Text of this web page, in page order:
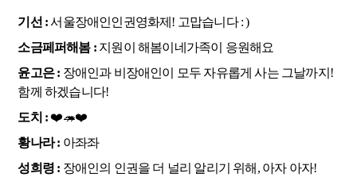
기선 :서울장애인인권영화제! 고맙습니다 : )
소금페퍼해봄 : 지원이 해봄이네가족이 응원해요
윤고은 : 장애인과 비장애인이 모두 자유롭게 사는 그날까지!
함께 하겠습니다!
도치 : ❤️🦔❤️
황나라 : 아좌좌
성희령 : 장애인의 인권을 더 널리 알리기 위해, 아자 아자!